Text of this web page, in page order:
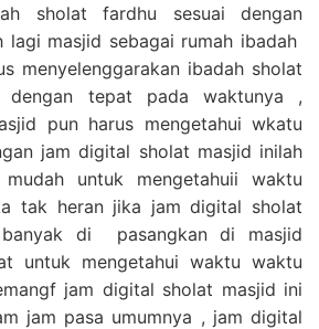
sholat fardhu sesuai dengan
lagi masjid sebagai rumah ibadah
menyelenggarakan ibadah sholat
dengan tepat pada waktunya ,
pun harus mengetahui wkatu
jam digital sholat masjid inilah
untuk mengetahuii waktu
tak heran jika jam digital sholat
di pasangkan di masjid
untuk mengetahui waktu waktu
jam digital sholat masjid ini
jam pasa umumnya , jam digital